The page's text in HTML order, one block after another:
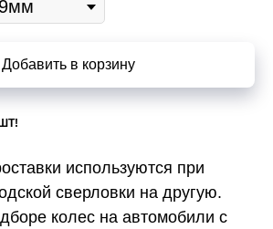
Добавить в корзину
используются при
сверловки на другую.
колес на автомобили с